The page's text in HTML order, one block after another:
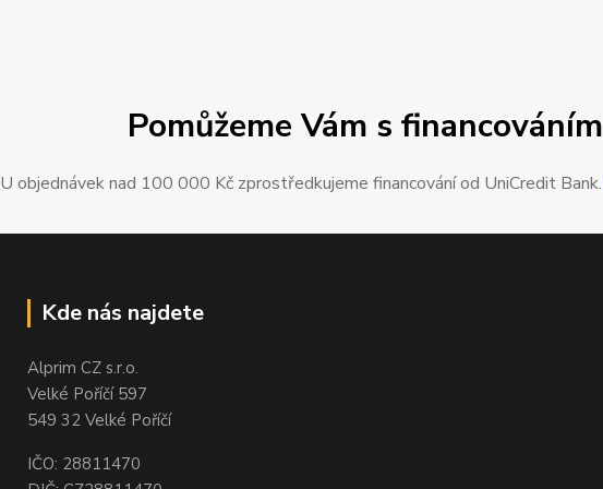
Pomůžeme Vám s financováním
U objednávek nad 100 000 Kč zprostředkujeme financování od UniCredit Bank.
Kde nás najdete
Alprim CZ s.r.o.
Velké Poříčí 597
549 32 Velké Poříčí
IČO: 28811470